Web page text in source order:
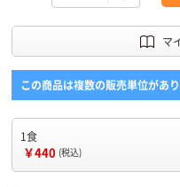
マ
この商品は複数の販売単位があ
1食
￥440 (税込)